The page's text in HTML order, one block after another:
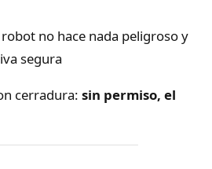
no hace nada peligroso y
segura
cerradura: sin permiso, el